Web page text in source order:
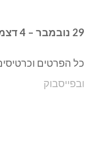
29 נובמבר – 4 דצמבר 2021, כפר בלום
כל הפרטים
ובפייסבוק